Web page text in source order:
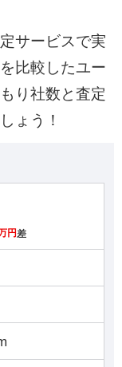
サービスで実
比較したユー
り社数と査定
ょう！
円 差